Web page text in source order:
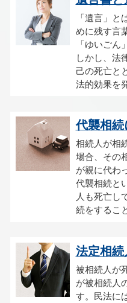
「遺言」と
めに残す言
「ゆいごん
しかし、法
己の死亡と
法的効果を
代襲相続
相続人が相
場合、その
が親に代わ
代襲相続と
人も死亡し
続をするこ
法定相
被相続人が
が被相続人
す。民法に